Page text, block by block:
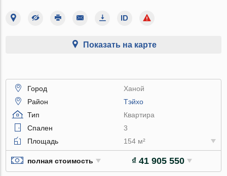
Показать на карте
Город
Ханой
Район
Тэйхо
Тип
Квартира
Спален
3
Площадь
154 м²
полная стоимость ₫ 41 905 550